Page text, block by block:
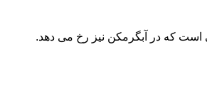
که در آبگرمکن نیز رخ می دهد.